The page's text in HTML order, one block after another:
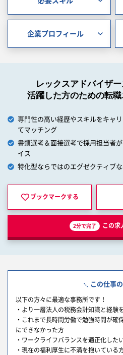
企業プロフィール
レックスアドバイザ
活躍した方のための転職
専門性の高い経歴やスキルをキャ
てマッチング
書類選考＆面接選考で採用担当者
イス
特化型ならではのエグゼクティブ
ブックマークする
2分で完了 この求
この仕事
以下の方々に最適な事務所です！
・より一層法人の税務会計知識と経験
・これまで長時間労働で勉強時間が確
にできなかった方
・ワークライフバランスを適正化した
・現在の福利厚生に不満を抱いている